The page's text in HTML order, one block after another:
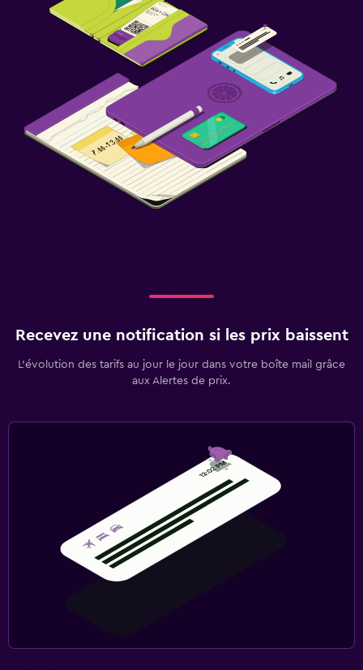
Recevez une notification si les prix baissent
L’évolution des tarifs au jour le jour dans votre boîte mail grâce
aux Alertes de prix.